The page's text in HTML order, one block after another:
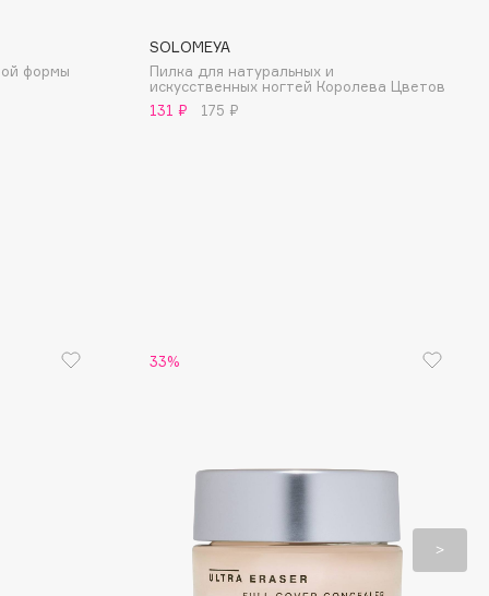
формы
SOLOMEYA
Пилка для натуральных и
искусственных ногтей Королева Цветов
131 ₽
175 ₽
33%